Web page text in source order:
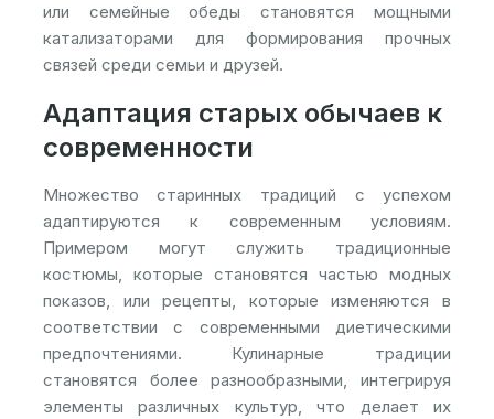
или семейные обеды становятся мощными
катализаторами для формирования прочных
связей среди семьи и друзей.
Адаптация старых обычаев к
современности
Множество старинных традиций с успехом
адаптируются к современным условиям.
Примером могут служить традиционные
костюмы, которые становятся частью модных
показов, или рецепты, которые изменяются в
соответствии с современными диетическими
предпочтениями. Кулинарные традиции
становятся более разнообразными, интегрируя
элементы различных культур, что делает их